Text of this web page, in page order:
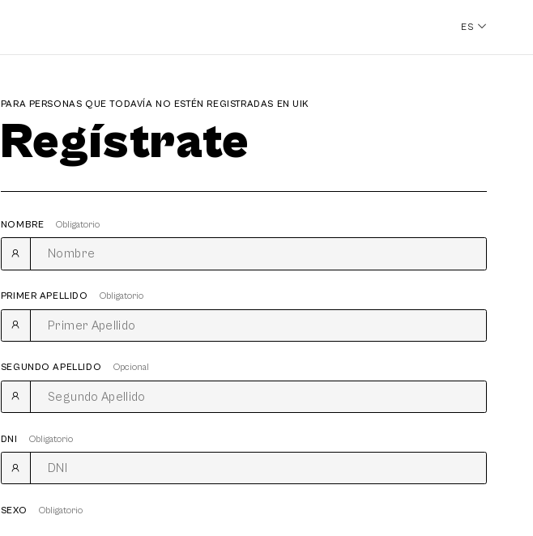
ES
PARA PERSONAS QUE TODAVÍA NO ESTÉN REGISTRADAS EN UIK
Regístrate
NOMBRE Obligatorio
PRIMER APELLIDO Obligatorio
SEGUNDO APELLIDO Opcional
DNI Obligatorio
SEXO Obligatorio